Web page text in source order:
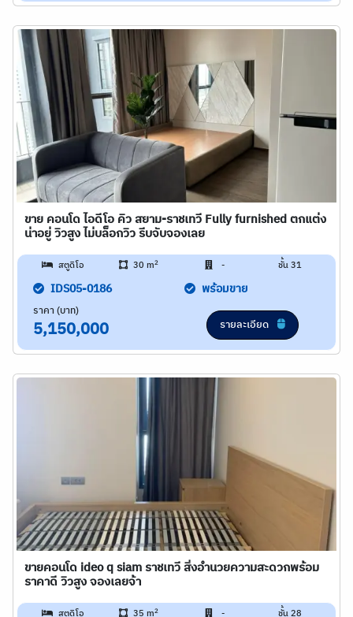
ขาย คอนโด ไอดีโอ คิว สยาม-ราชเทวี Fully furnished ตกแต่ง
น่าอยู่ วิวสูง ไม่บล็อกวิว รีบจับจองเลย
สตูดิโอ 30 m2 - ชั้น 31
IDS05-0186 พร้อมขาย
ราคา (บาท)
5,150,000 รายละเอียด
ขายคอนโด ideo q siam ราชเทวี สิ่งอำนวยความสะดวกพร้อม
ราคาดี วิวสูง จองเลยจ้า
สตูดิโอ 35 m2 - ชั้น 28